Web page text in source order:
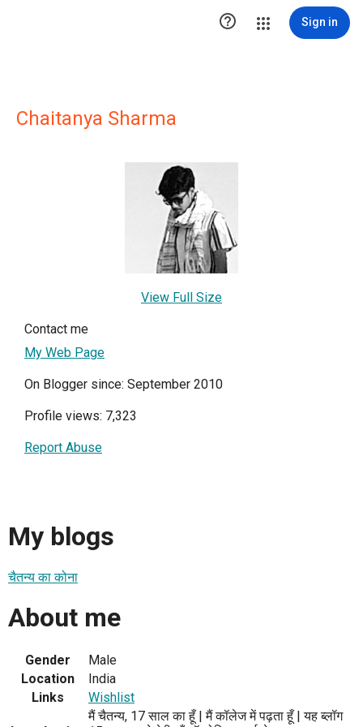
 Sign in
Chaitanya Sharma
View Full Size
Contact me
My Web Page
On Blogger since: September 2010
Profile views: 7,323
Report Abuse
My blogs
चैतन्य का कोना
About me
Gender
Male
Location
India
Links
Wishlist
मैं चैतन्य, 17 साल का हूँ | मैं कॉलेज में पढ़ता हूँ | यह ब्लॉग